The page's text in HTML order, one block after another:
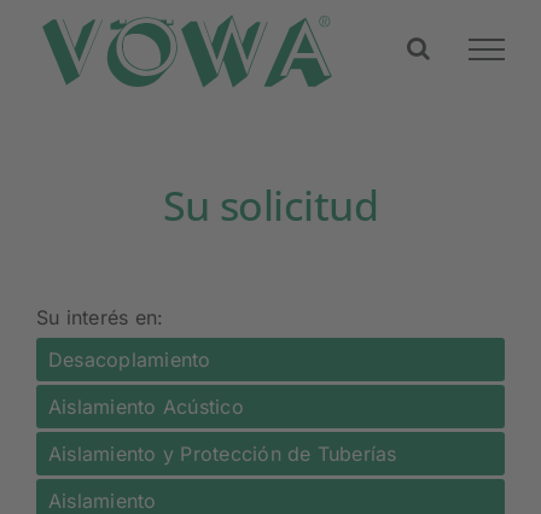
content
Su solicitud
Su interés en:
Desacoplamiento
Aislamiento Acústico
Aislamiento y Protección de Tuberías
Aislamiento